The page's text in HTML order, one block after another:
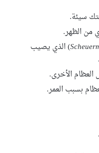
سيئة.
من الظهر.
) الذي يصيب
الأخرى.
بسبب العمر.